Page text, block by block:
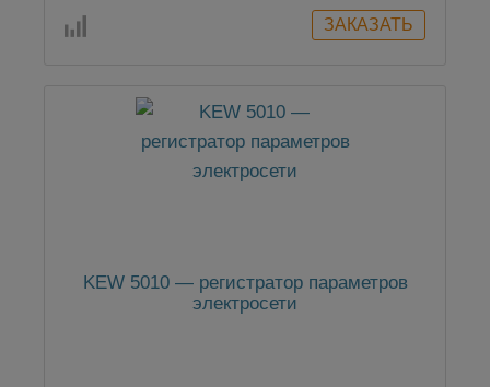
KEW 5010 — регистратор параметров
электросети